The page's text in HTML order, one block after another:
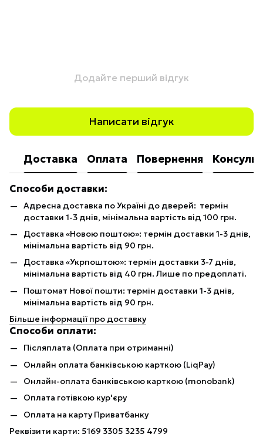
Додайте перший відгук
Написати відгук
Доставка Оплата Повернення
Способи доставки:
Адресна доставка по Україні до дверей: термін
доставки 1-3 днів, мінімальна вартість від 100 грн.
Доставка «Новою поштою»: термін доставки 1-3 днів,
мінімальна вартість від 90 грн.
Доставка «Укрпоштою»: термін доставки 3-7 днів,
мінімальна вартість від 40 грн. Лише по предоплаті.
Поштомат Нової пошти: термін доставки 1-3 днів,
мінімальна вартість від 90 грн.
Більше інформації про доставку
Способи оплати:
Післяплата (Оплата при отриманні)
Онлайн оплата банківською карткою (LiqPay)
Онлайн-оплата банківською карткою (monobank)
Оплата готівкою кур'єру
Оплата на карту Приватбанку
Реквізити карти: 5169 3305 3235 4799